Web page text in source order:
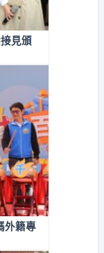
見頒
外籍專